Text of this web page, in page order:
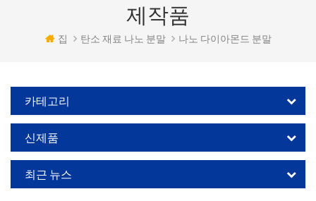
제작품
집 탄소 재료 나노 분말 나노 다이아몬드 분말
카테고리
신제품
최근 뉴스